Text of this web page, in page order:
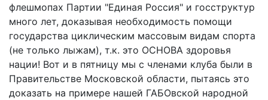
флешмопах Партии "Единая Россия" и госструктур
много лет, доказывая необходимость помощи
государства циклическим массовым видам спорта
(не только лыжам), т.к. это ОСНОВА здоровья
нации! Вот и в пятницу мы с членами клуба были в
Правительстве Московской области, пытаясь это
доказать на примере нашей ГАБОвской народной